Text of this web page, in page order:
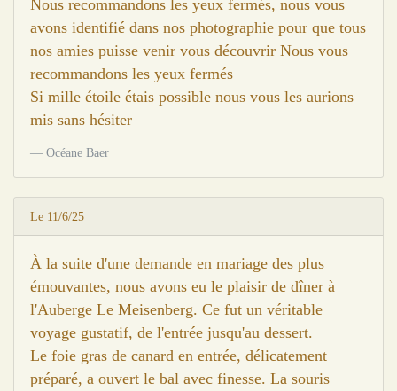
Nous recommandons les yeux fermés, nous vous
avons identifié dans nos photographie pour que tous
nos amies puisse venir vous découvrir Nous vous
recommandons les yeux fermés
Si mille étoile étais possible nous vous les aurions
mis sans hésiter
Océane Baer
Le 11/6/25
À la suite d'une demande en mariage des plus
émouvantes, nous avons eu le plaisir de dîner à
l'Auberge Le Meisenberg. Ce fut un véritable
voyage gustatif, de l'entrée jusqu'au dessert.
Le foie gras de canard en entrée, délicatement
préparé, a ouvert le bal avec finesse. La souris